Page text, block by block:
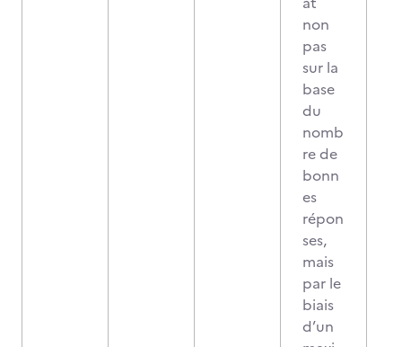
non
pas
sur la
base
du
nomb
re de
bonn
es
répon
ses,
mais
par le
biais
d’un